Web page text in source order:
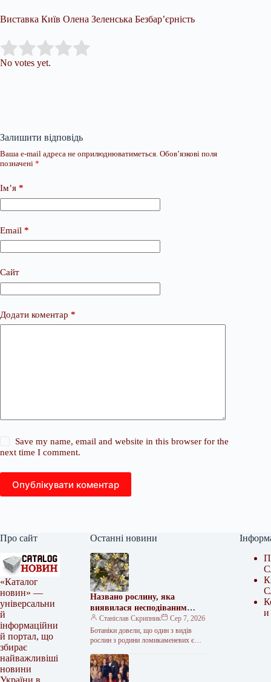
Виставка Київ Олена Зеленська Безбар’єрність
Rate this item:
No votes yet.
Залишити відповідь
Ваша e-mail адреса не оприлюднюватиметься. Обов’язкові поля
позначені *
Ім’я *
Email *
Сайт
Додати коментар *
Save my name, email and website in this browser for the
next time I comment.
Опублікувати коментар
Про сайт
«Каталог
новин» —
універсальни
й
інформаційни
й портал, що
збирає
найважливіші
новини
Останні новини
Названо рослину, яка
виявилася несподіваним
хижаком
Станіслав Скрипник
Сер 7, 2026
Ботаніки довели, що один з видів
рослин з родини ломикаменевих є
Її рослина не просто випадково…
и